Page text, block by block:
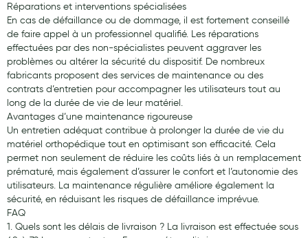
Réparations et interventions spécialisées
En cas de défaillance ou de dommage, il est fortement conseillé
de faire appel à un professionnel qualifié. Les réparations
effectuées par des non-spécialistes peuvent aggraver les
problèmes ou altérer la sécurité du dispositif. De nombreux
fabricants proposent des services de maintenance ou des
contrats d’entretien pour accompagner les utilisateurs tout au
long de la durée de vie de leur matériel.
Avantages d’une maintenance rigoureuse
Un entretien adéquat contribue à prolonger la durée de vie du
matériel orthopédique tout en optimisant son efficacité. Cela
permet non seulement de réduire les coûts liés à un remplacement
prématuré, mais également d’assurer le confort et l’autonomie des
utilisateurs. La maintenance régulière améliore également la
sécurité, en réduisant les risques de défaillance imprévue.
FAQ
1. Quels sont les délais de livraison ? La livraison est effectuée sous